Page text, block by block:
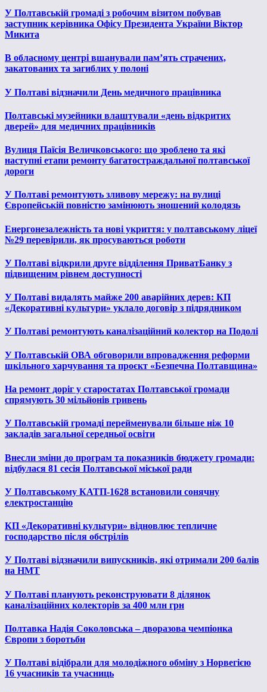
У Полтавській громаді з робочим візитом побував
заступник керівника Офісу Президента України Віктор
Микита
В обласному центрі вшанували пам’ять страчених,
закатованих та загиблих у полоні
У Полтаві відзначили День медичного працівника
Полтавські музейники влаштували «день відкритих
дверей» для медичних працівників
Вулиця Паїсія Величковського: що зроблено та які
наступні етапи ремонту багатостраждальної полтавської
дороги
У Полтаві ремонтують зливову мережу: на вулиці
Європейській повністю замінюють зношений колодязь
Енергонезалежність та нові укриття: у полтавському ліцеї
№29 перевірили, як просуваються роботи
У Полтаві відкрили друге відділення ПриватБанку з
підвищеним рівнем доступності
У Полтаві видалять майже 200 аварійних дерев: КП
«Декоративні культури» уклало договір з підрядником
У Полтаві ремонтують каналізаційний колектор на Подолі
У Полтавській ОВА обговорили впровадження реформи
шкільного харчування та проєкт «Безпечна Полтавщина»
На ремонт доріг у старостатах Полтавської громади
спрямують 30 мільйонів гривень
У Полтавській громаді перейменували більше ніж 10
закладів загальної середньої освіти
Внесли зміни до програм та показників бюджету громади:
відбулася 81 сесія Полтавської міської ради
У Полтавському КАТП-1628 встановили сонячну
електростанцію
КП «Декоративні культури» відновлює тепличне
господарство після обстрілів
У Полтаві відзначили випускників, які отримали 200 балів
на НМТ
У Полтаві планують реконструювати 8 ділянок
каналізаційних колекторів за 400 млн грн
Полтавка Надія Соколовська – дворазова чемпіонка
Європи з боротьби
У Полтаві відібрали для молодіжного обміну з Норвегією
16 учасників та учасниць